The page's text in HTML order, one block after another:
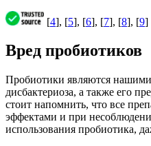
[4], [5], [6], [7], [8], [9]
Вред пробиотиков
Пробиотики являются
дисбактериоза, а также его
стоит напомнить, что все
эффектами и при
использования пробиотика,